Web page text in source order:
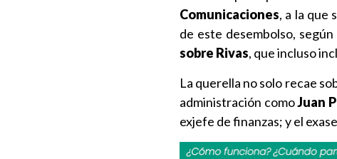
Comunicaciones, a la que
de este desembolso,
sobre Rivas, que incluso
La querella no solo recae
administración comoJuan
exjefe de finanzas; y el